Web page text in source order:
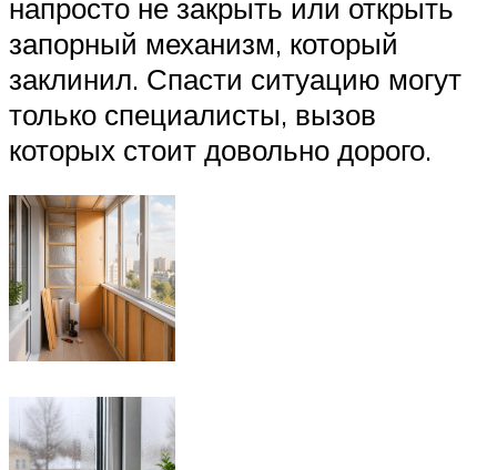
напросто не закрыть или открыть
запорный механизм, который
заклинил. Спасти ситуацию могут
только специалисты, вызов
которых стоит довольно дорого.